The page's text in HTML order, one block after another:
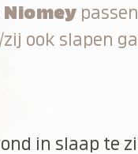
Niomey
ook slapen
in slaap te